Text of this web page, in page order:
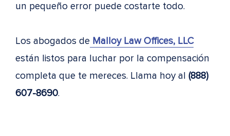
un pequeño error puede costarte todo.
Los abogados de Malloy Law Offices, LLC
están listos para luchar por la compensación
completa que te mereces. Llama hoy al (888)
607-8690.